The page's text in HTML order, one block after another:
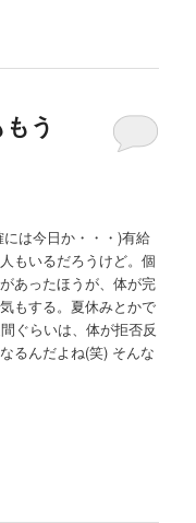
う
は今日か・・・)有給
もいるだろうけど。個
あったほうが、体が完
もする。夏休みとかで
ぐらいは、体が拒否反
るんだよね(笑) そんな